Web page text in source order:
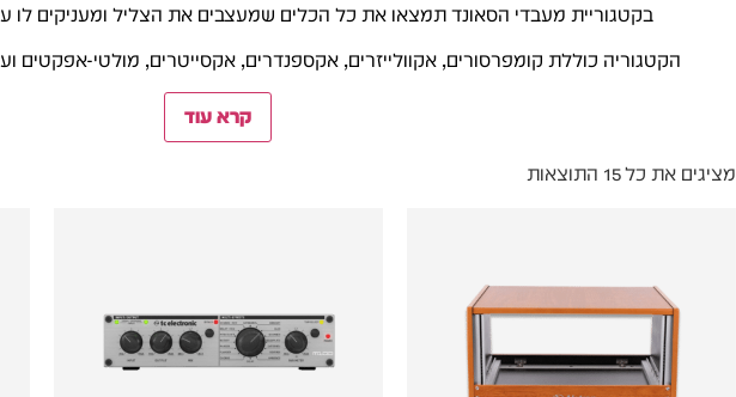
בקטגוריית מעבדי הסאונד תמצאו את כל הכלים שמעצבים את הצליל ומעניקים לו
הקטגוריה כוללת קומפרסורים, אקוולייזרים, אקספנדרים, אקסייטרים, מולטי-אפקטים
קרא עוד
מציגים את כל ⁦15⁩ התוצאות